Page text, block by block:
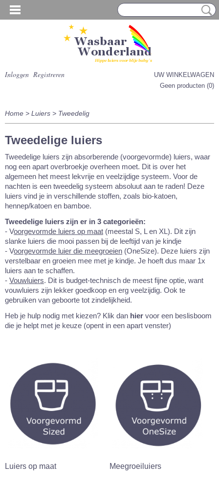
Inloggen Registreren
UW WINKELWAGEN
Geen producten (0)
Home > Luiers > Tweedelig
Tweedelige luiers
Tweedelige luiers zijn absorberende (voorgevormde) luiers, waar
nog een apart overbroekje overheen moet. Dit is over het
algemeen het meest lekvrije en veelzijdige systeem. Voor de
nachten is een tweedelig systeem absoluut aan te raden! Deze
luiers vind je in verschillende stoffen, zoals bio-katoen,
hennep/katoen en bamboe.
Tweedelige luiers zijn er in 3 categorieën:
- Voorgevormde luiers op maat (meestal S, L en XL). Dit zijn
slanke luiers die mooi passen bij de leeftijd van je kindje
- Voorgevormde luier die meegroeien (OneSize). Deze luiers zijn
verstelbaar en groeien mee met je kindje. Je hoeft dus maar 1x
luiers aan te schaffen.
- Vouwluiers. Dit is budget-technisch de meest fijne optie, want
vouwluiers zijn lekker goedkoop en erg veelzijdig. Ook te
gebruiken van geboorte tot zindelijkheid.
Heb je hulp nodig met kiezen? Klik dan hier voor een beslisboom
die je helpt met je keuze (opent in een apart venster)
Luiers op maat Meegroeiluiers